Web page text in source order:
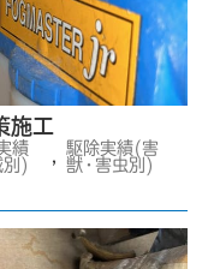
施工
績
別)
,
駆除実績(害
獣・害虫別)